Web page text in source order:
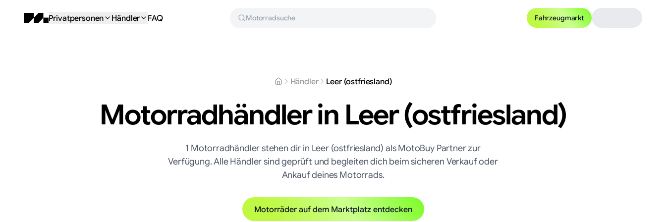
Privatpersonen Händler FAQ Motorradsuche Fahrzeugmarkt
Händler Leer (ostfriesland)
Motorradhändler inLeer (ostfriesland)
1 Motorradhändlerstehen dir inLeer (ostfriesland)als MotoBuy Partner zur
Verfügung. Alle Händler sind geprüft und begleiten dich beim sicheren Verkauf oder
Ankauf deines Motorrads.
Motorräder auf dem Marktplatz entdecken